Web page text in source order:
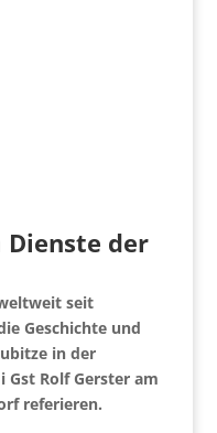
Dienste der
seit
Geschichte und
in der
Gst Rolf Gerster am
referieren.